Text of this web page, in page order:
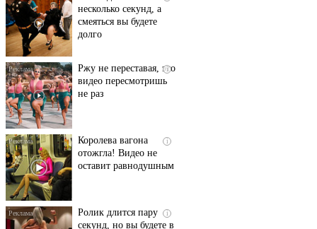
несколько секунд, а
смеяться вы будете
долго
i
Ржу не переставая, это
видео пересмотришь
не раз
i
Королева вагона
отожгла! Видео не
оставит равнодушным
i
Ролик длится пару
секунд, но вы будете в